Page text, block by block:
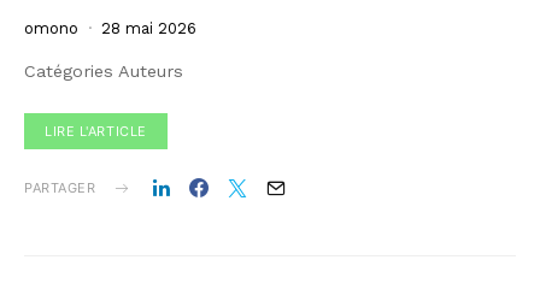
omono 28 mai 2026
Catégories Auteurs
LIRE L'ARTICLE
PARTAGER